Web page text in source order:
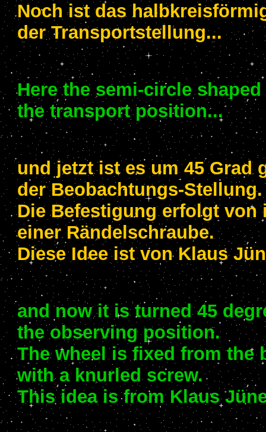
Noch ist das
der Transportstellung...
Here the semi-circle
the transport position...
und jetzt ist es um 45 Grad
der Beobachtungs-Stellung.
Die Befestigung erfolgt von
einer Rändelschraube.
Diese Idee ist von Klaus
and now it is turned 45
the observing position.
The wheel is fixed from the
with a knurled screw.
This idea is from Klaus